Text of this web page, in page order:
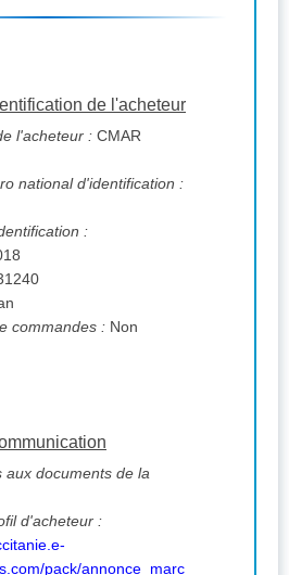
de l'acheteur
l'acheteur : CMAR
national d'identification :
:
commandes : Non
aux documents de la
d'acheteur :
pack/annonce_marc